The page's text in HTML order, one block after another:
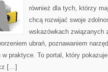
również dla tych, którzy
chcą rozwijać swoje
wskazówkach związanych
ubrań, poznawaniem
praktyce. To portal, który
[…]